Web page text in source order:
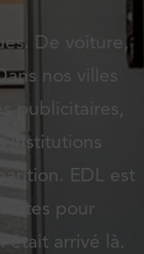
De voiture,
nos villes
publicitaires,
institutions
EDL est
pour
était arrivé là.